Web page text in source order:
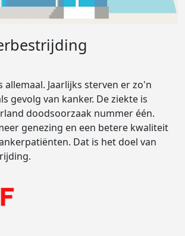
allemaal. Jaarlijks sterven er zo'n
gevolg van kanker. De ziekte is
doodsoorzaak nummer één.
genezing en een betere kwaliteit
Dat is het doel van